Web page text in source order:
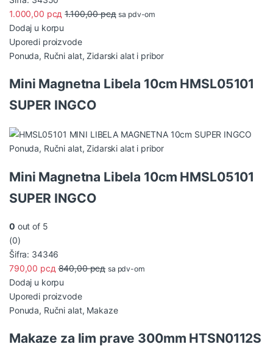
1.000,00 рсд 1.100,00рсд sa pdv-om
Dodaj u korpu
Uporedi proizvode
Ponuda, Ručni alat,Zidarski alat i pribor
Mini Magnetna Libela 10cm HMSL05101
SUPER INGCO
Ponuda, Ručni alat,Zidarski alat i pribor
Mini Magnetna Libela 10cm HMSL05101
SUPER INGCO
0 out of 5
(0)
Šifra: 34346
790,00 рсд 840,00рсд sa pdv-om
Dodaj u korpu
Uporedi proizvode
Ponuda, Ručni alat, Makaze
Makaze za lim prave 300mm HTSN0112S